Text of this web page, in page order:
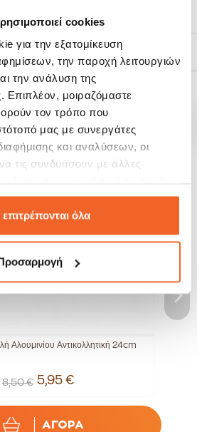
cookies
για την εξατομίκευση
την παροχή λειτουργιών
την ανάλυση της
Επιπλέον, μοιραζόμαστε
τον τρόπο που
μας με συνεργάτες
και αναλύσεων, οι
τις συνδυάσουν με άλλες
με την από μέρους σας χρήση
όλα
ΠΡΟΪΌΝΤΑ
Αλουμινίου Αντικολλητική 24cm
8,50 € 5,95 €
ΑΓΟΡΑ